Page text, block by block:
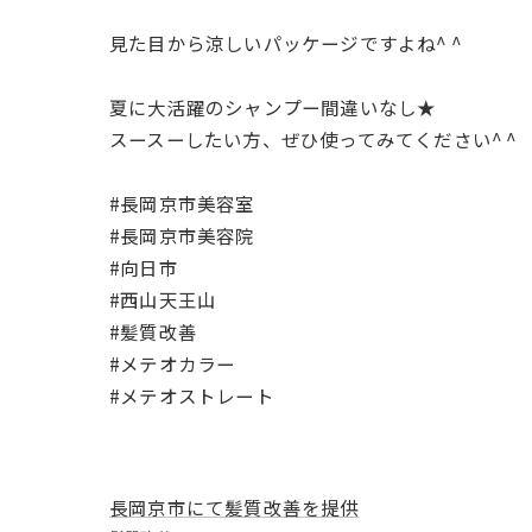
見た目から涼しいパッケージですよね^ ^
夏に大活躍のシャンプー間違いなし★
スースーしたい方、ぜひ使ってみてください^ ^
#長岡京市美容室
#長岡京市美容院
#向日市
#西山天王山
#髪質改善
#メテオカラー
#メテオストレート
長岡京市にて髪質改善を提供